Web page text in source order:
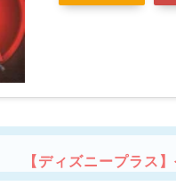
【ディズニープラス